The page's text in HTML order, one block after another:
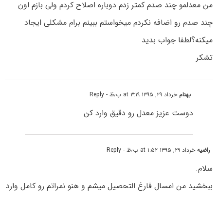
من معدلمو چند صدم کمتر زدم دوباره اصلاح کردم ولی بازم اون
چند صدم رو اضافه نکردم میخواستم ببینم برام مشکلی ایجاد
میکنه؟لطفا جواب بدید
تشکر
بهنام خرداد ۲۹, ۱۳۹۵ at ۳:۱۹ ب٫ظ - Reply
دوست عزیز معدل رو دقیق وارد کن
راضیهخرداد ۲۹, ۱۳۹۵ at ۱:۵۲ ب٫ظ - Reply
سلام.
ببخشید من امسال فارغ التحصیل میشم و هنو نمراتم رو کامل وارد